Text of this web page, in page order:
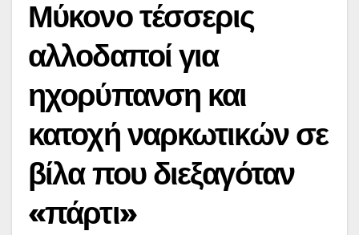
Μύκονο τέσσερις
αλλοδαποί για
ηχορύπανση και
κατοχή ναρκωτικών σε
βίλα που διεξαγόταν
«πάρτι»